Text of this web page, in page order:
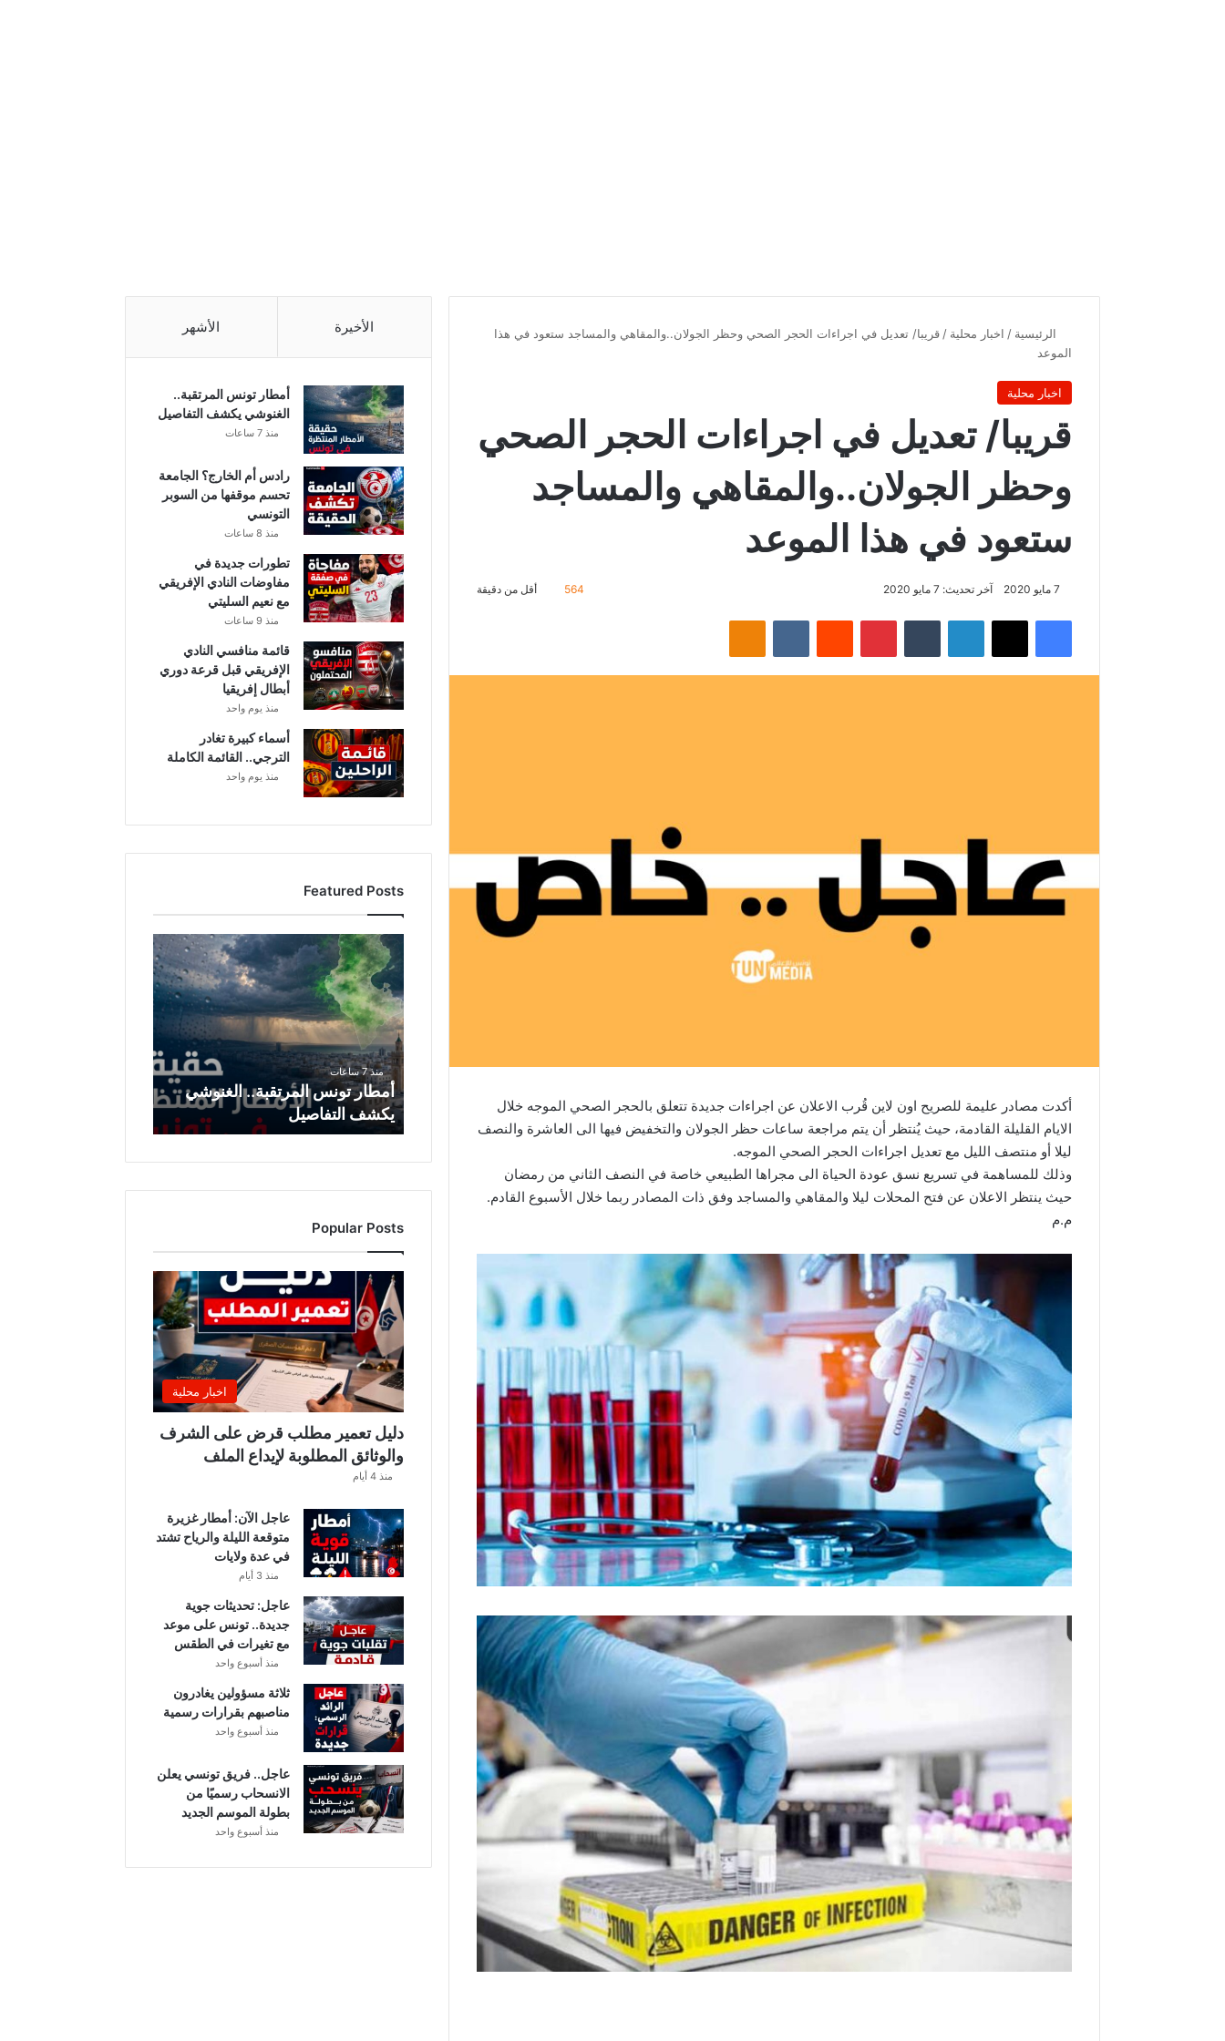
الرئيسية / اخبار محلية / قريبا/ تعديل في اجراءات الحجر الصحي وحظر الجولان..والمقاهي والمساجد ستعود في هذا
الموعد
اخبار محلية
قريبا/ تعديل في اجراءات الحجر الصحي
وحظر الجولان..والمقاهي والمساجد
ستعود في هذا الموعد
7 مايو 2020 آخر تحديث: 7 مايو 2020 564 أقل من دقيقة
فيسبوك لينكدإن بينتيريست
أكدت مصادر عليمة للصريح اون لاين قُرب الاعلان عن اجراءات جديدة تتعلق بالحجر الصحي الموجه خلال
الايام القليلة القادمة، حيث يُنتظر أن يتم مراجعة ساعات حظر الجولان والتخفيض فيها الى العاشرة والنصف
ليلا أو منتصف الليل مع تعديل اجراءات الحجر الصحي الموجه.
وذلك للمساهمة في تسريع نسق عودة الحياة الى مجراها الطبيعي خاصة في النصف الثاني من رمضان
حيث ينتظر الاعلان عن فتح المحلات ليلا والمقاهي والمساجد وفق ذات المصادر ربما خلال الأسبوع القادم.
م.م
الأخيرة الأشهر
أمطار تونس المرتقبة..
الغنوشي يكشف التفاصيل
منذ 7 ساعات
رادس أم الخارج؟ الجامعة
تحسم موقفها من السوبر
التونسي
منذ 8 ساعات
تطورات جديدة في
مفاوضات النادي الإفريقي
مع نعيم السليتي
منذ 9 ساعات
قائمة منافسي النادي
الإفريقي قبل قرعة دوري
أبطال إفريقيا
منذ يوم واحد
أسماء كبيرة تغادر
الترجي.. القائمة الكاملة
منذ يوم واحد
Featured Posts
م
ا
ر
ت
و
س
ا
ل
ت
ب
ة
.
ا
ل
غ
ن
و
ش
ي
ك
ا
ل
ت
ف
ا
ص
ي
ل
منذ 7 ساعات
أمطار تونس المرتقبة.. الغنوشي
يكشف التفاصيل
Popular Posts
اخبار محلية
دليل تعمير مطلب قرض على الشرف
والوثائق المطلوبة لإيداع الملف
منذ 4 أيام
عاجل الآن: أمطار غزيرة
متوقعة الليلة والرياح تشتد
في عدة ولايات
منذ 3 أيام
عاجل: تحديثات جوية
جديدة.. تونس على موعد
مع تغيرات في الطقس
منذ أسبوع واحد
ثلاثة مسؤولين يغادرون
مناصبهم بقرارات رسمية
منذ أسبوع واحد
عاجل.. فريق تونسي يعلن
الانسحاب رسميًا من
بطولة الموسم الجديد
منذ أسبوع واحد